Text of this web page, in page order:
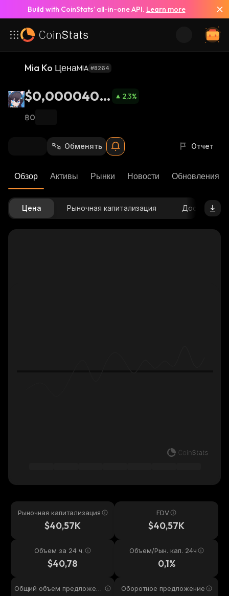
Build with CoinStats’ all-in-one API. Learn more
Mia Ko ЦенаMIA #8264
$0,0000405
7
2,3%
฿0
Обменять Отчет
Обзор Активы Рынки Новости Обновления
Цена Рыночная капитализация Доступное
Рыночная капитализация
$40,57K
FDV
$40,57K
Объем за 24 ч.
$40,78
Объем/Рын. кап. 24ч
0,1%
Общий объем предложени
Оборотное предложение